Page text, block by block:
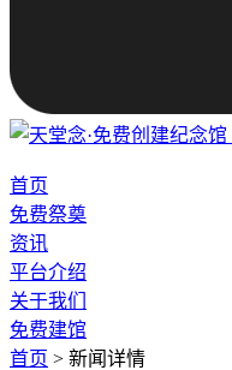
首页
免费祭奠
资讯
平台介绍
关于我们
免费建馆
首页 > 新闻详情